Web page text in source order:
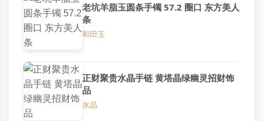
老坑羊脂玉圆条手镯 57.2 圈口 东方美人
条
和田玉
正财聚贵水晶手链 黄塔晶绿幽灵招财饰
品
水晶